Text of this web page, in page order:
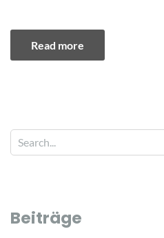
Read more
Beiträge